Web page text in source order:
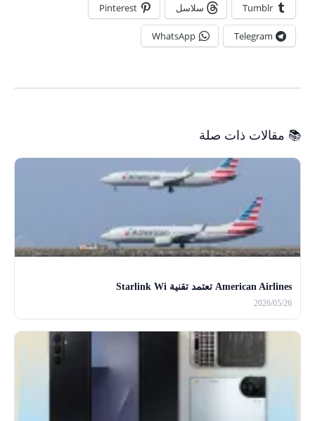
Tumblr سلاسل Pinterest
Telegram
WhatsApp
📚 مقالات ذات صلة
American Airlines تعتمد تقنية Starlink Wi
2026/05/26